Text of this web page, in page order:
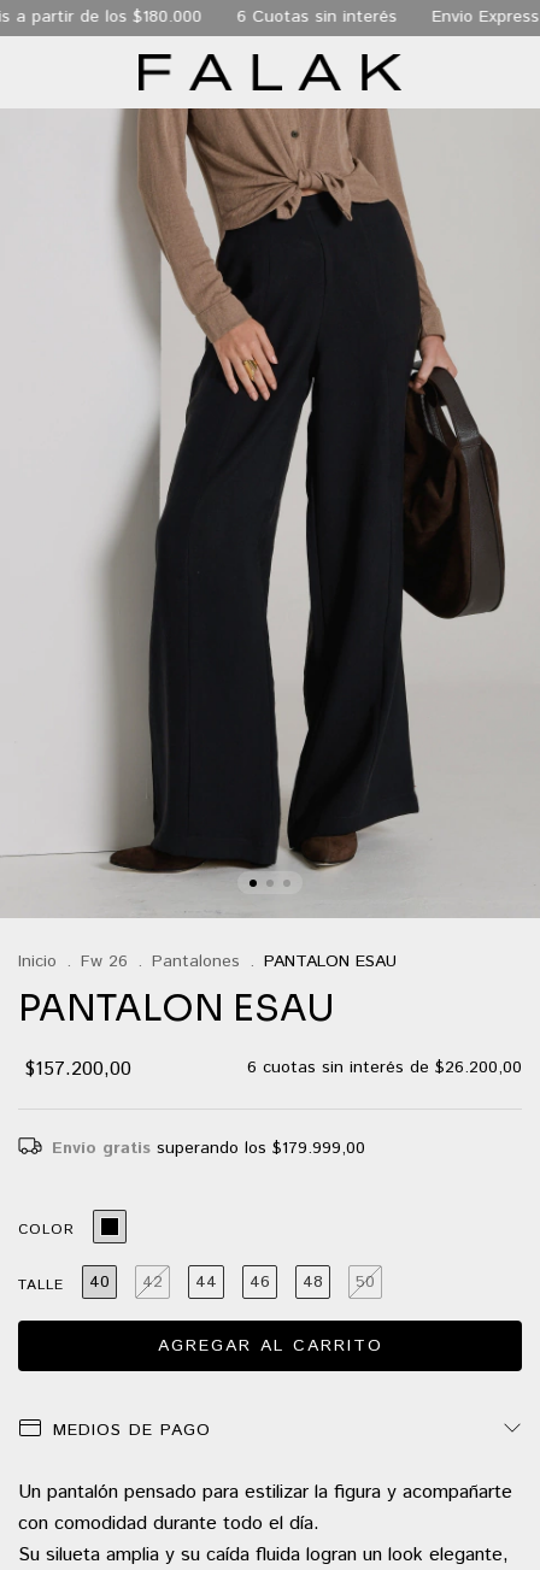
los $180.000 6 Cuotas sin interés Envio Express de 24
Inicio . Fw 26 . Pantalones . PANTALON ESAU
PANTALON ESAU
$157.200,00 6 cuotas sin interés de $26.200,00
Envío gratis superando los $179.999,00
COLOR
TALLE 40 42 44 46 48 50
MEDIOS DE PAGO
Un pantalón pensado para estilizar la figura y acompañarte
con comodidad durante todo el día.
Su silueta amplia y su caída fluida logran un look elegante,